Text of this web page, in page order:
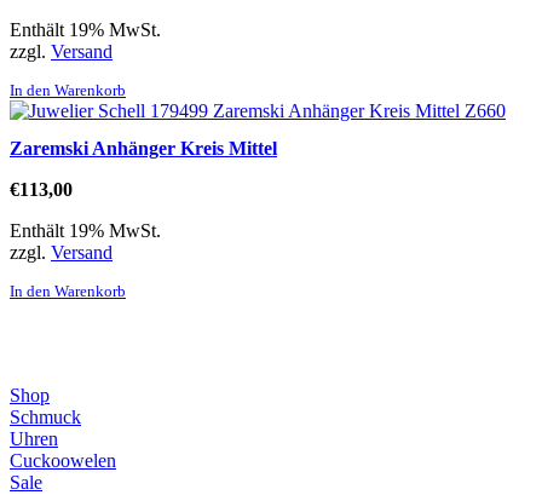
Enthält 19% MwSt.
zzgl. Versand
In den Warenkorb
Zaremski Anhänger Kreis Mittel
€113,00
Enthält 19% MwSt.
zzgl. Versand
In den Warenkorb
Shop
Schmuck
Uhren
Cuckoowelen
Sale